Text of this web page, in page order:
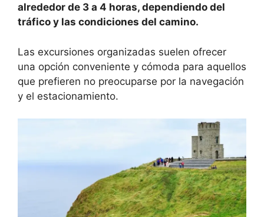
alrededor de 3 a 4 horas, dependiendo del
tráfico y las condiciones del camino.
Las excursiones organizadas suelen ofrecer
una opción conveniente y cómoda para aquellos
que prefieren no preocuparse por la navegación
y el estacionamiento.